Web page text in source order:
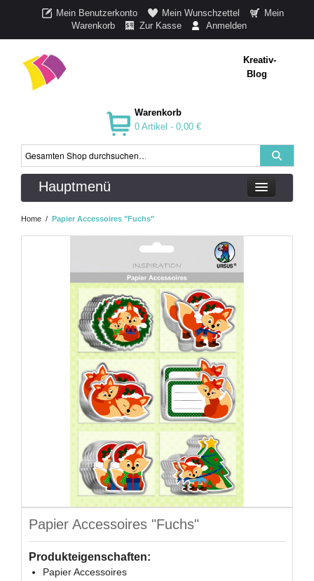
Mein Benutzerkonto Mein Wunschzettel
Mein
Warenkorb
Zur Kasse Anmelden
Kreativ-
Blog
Warenkorb
0 Artikel - 0,00 €
Hauptmenü
Home / Papier Accessoires "Fuchs"
Papier Accessoires "Fuchs"
Produkteigenschaften:
Papier Accessoires